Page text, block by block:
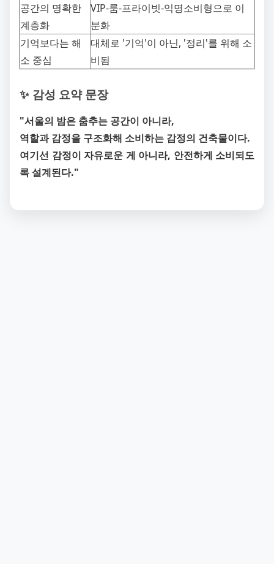
공간의 명확한
계층화
VIP-룸-프라이빗-익명소비형으로 이
분화
기억보다는 해
소 중심
대체로 '기억'이 아닌, '정리'를 위해 소
비됨
✨ 감성 요약 문장
"서울의 밤은 춤추는 공간이 아니라,
역할과 감정을 구조화해 소비하는 감정의 건축물이다.
여기선 감정이 자유로운 게 아니라, 안전하게 소비되도
록 설계된다."